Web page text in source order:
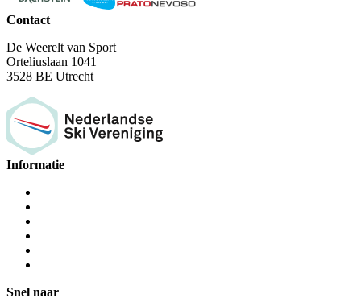
Contact
De Weerelt van Sport
Orteliuslaan 1041
3528 BE Utrecht
Informatie
Snel naar